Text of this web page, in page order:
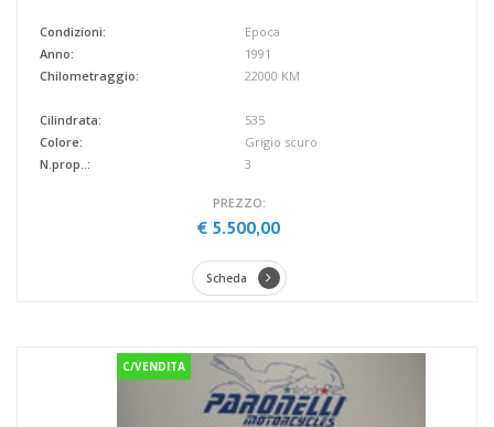
Condizioni:
Anno:
Chilometraggio:
Epoca
1991
22000 KM
Cilindrata:
Colore:
N.prop..:
535
Grigio scuro
3
PREZZO:
€ 5.500,00
Scheda
C/VENDITA